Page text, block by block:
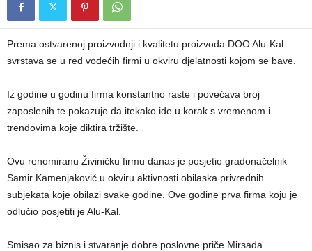
Prema ostvarenoj proizvodnji i kvalitetu proizvoda DOO Alu-Kal
svrstava se u red vodećih firmi u okviru djelatnosti kojom se bave.
Iz godine u godinu firma konstantno raste i povećava broj
zaposlenih te pokazuje da itekako ide u korak s vremenom i
trendovima koje diktira tržište.
Ovu renomiranu Živiničku firmu danas je posjetio gradonačelnik
Samir Kamenjaković u okviru aktivnosti obilaska privrednih
subjekata koje obilazi svake godine. Ove godine prva firma koju je
odlučio posjetiti je Alu-Kal.
Smisao za biznis i stvaranje dobre poslovne priče Mirsada